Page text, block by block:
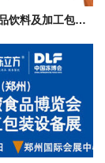
2026 越南食品饮料及加工包装展会 Vietfood & Beverage & Propack